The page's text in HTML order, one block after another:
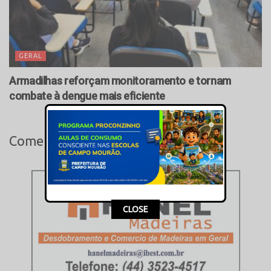
GERAL
Armadilhas reforçam monitoramento e tornam
combate à dengue mais eficiente
Comente este post
CLOSE